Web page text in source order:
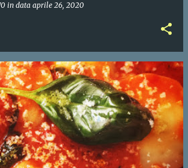
in data aprile 26, 2020